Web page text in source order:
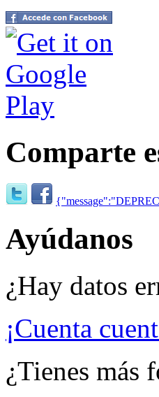
Comparte
Ayúdanos
¿Hay datos
¡Cuenta
¿Tienes más